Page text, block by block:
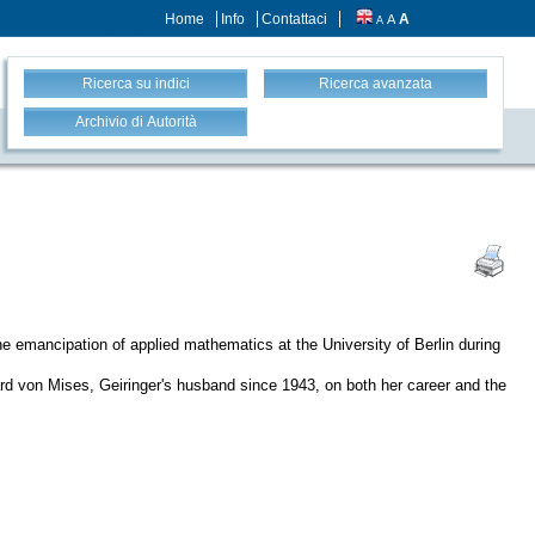
Home Info Contattaci A A A
Ricerca su indici Ricerca avanzata
Archivio di Autorità